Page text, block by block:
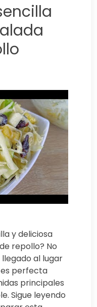
y deliciosa
repollo? No
al lugar
es perfecta
principales
Sigue leyendo